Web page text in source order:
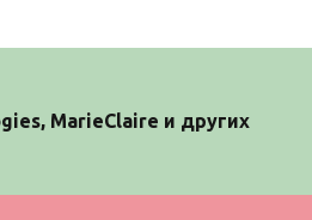
MarieClaire и других